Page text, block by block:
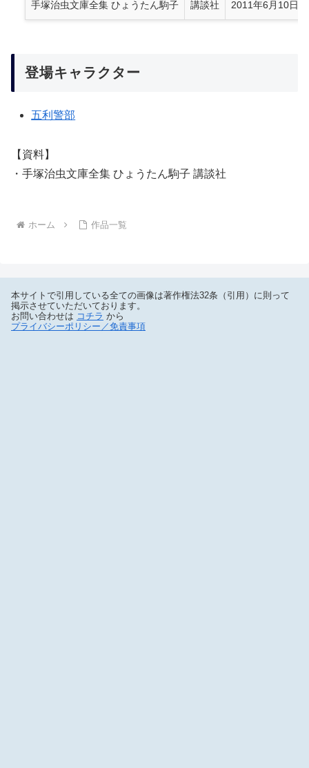
手塚治虫文庫全集 ひょうたん駒子 講談社 2011年6月10日
登場キャラクター
五利警部
【資料】
・手塚治虫文庫全集 ひょうたん駒子 講談社
ホーム 作品一覧
本サイトで引用している全ての画像は著作権法32条（引用）に則って
掲示させていただいております。
お問い合わせは コチラ から
プライバシーポリシー／免責事項